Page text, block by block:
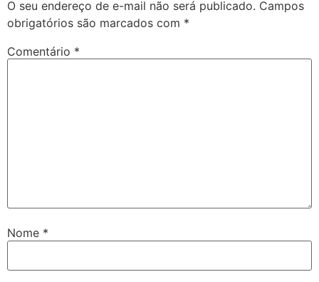
O seu endereço de e-mail não será publicado. Campos
obrigatórios são marcados com *
Comentário *
Nome *